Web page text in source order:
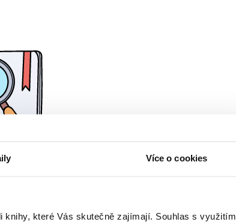
Více o cookies
knihy, které Vás skutečně zajímají. Souhlas s využitím